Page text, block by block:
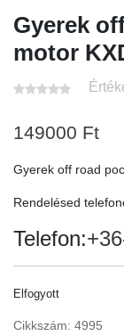
Gyerek
motor
149000 Ft
Gyerek off road
Rendelésed
Telefon:
Elfogyott
Cikkszám: 4995